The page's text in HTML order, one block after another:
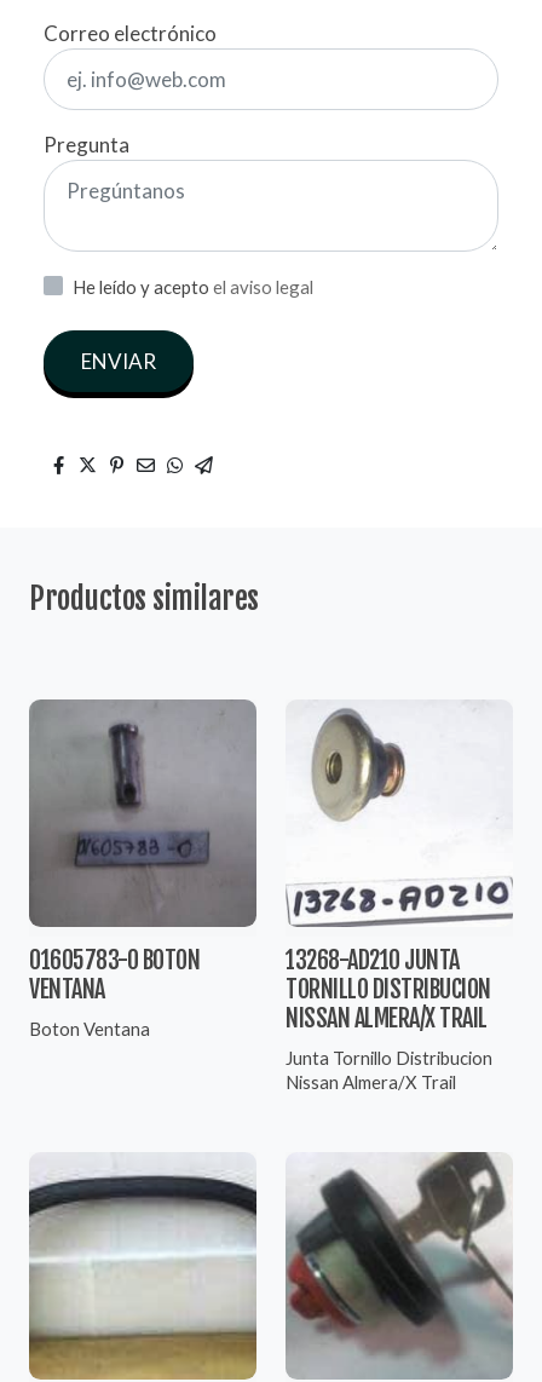
Correo electrónico
Pregunta
He leído y acepto el aviso legal
ENVIAR
Productos similares
01605783-0 BOTON
VENTANA
Boton Ventana
13268-AD210 JUNTA
TORNILLO DISTRIBUCION
NISSAN ALMERA/X TRAIL
Junta Tornillo Distribucion
Nissan Almera/X Trail